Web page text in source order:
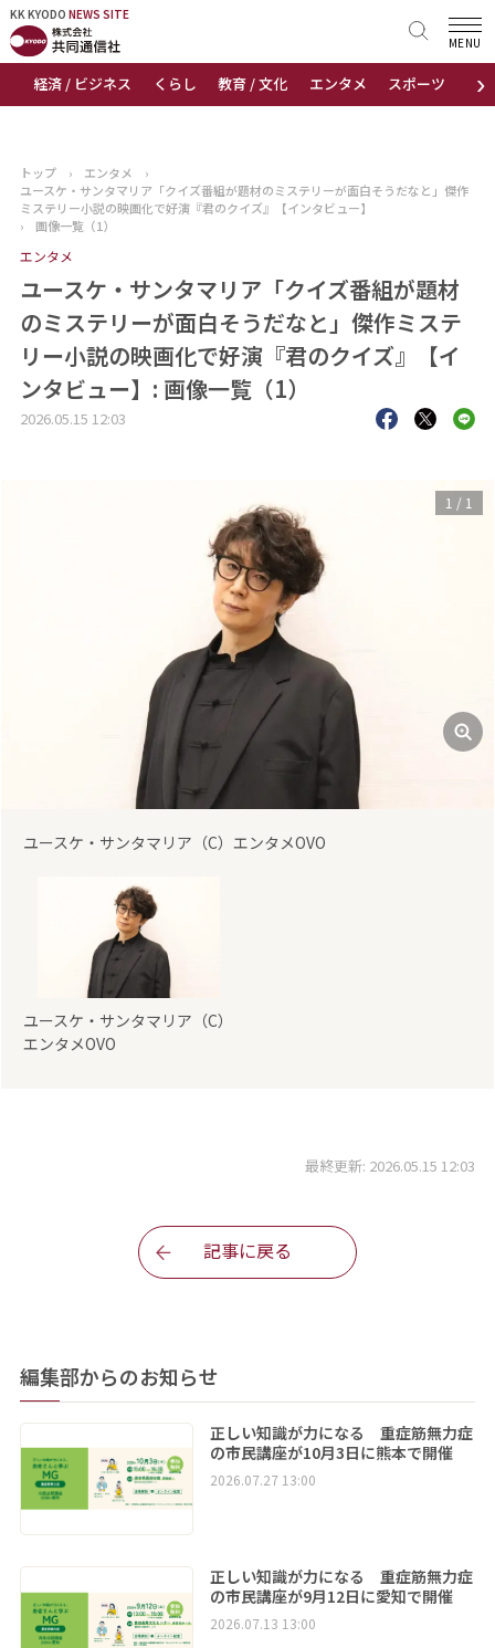
KK KYODO NEWS SITE
›
経済 / ビジネス くらし 教育 / 文化 エンタメ スポーツ 地域
MENU
KK KYODONEWS SITE
トップページ
ニュース
おすすめコンテンツ
出版物
会社概要
トップ › エンタメ
›
ユースケ・サンタマリア「クイズ番組が題材のミステリーが面白そうだなと」傑作
ミステリー小説の映画化で好演『君のクイズ』【インタビュー】
›
画像一覧（1）
エンタメ
ユースケ・サンタマリア「クイズ番組が題材
のミステリーが面白そうだなと」傑作ミステ
リー小説の映画化で好演『君のクイズ』【イ
ンタビュー】: 画像一覧（1）
2026.05.15 12:03
ユースケ・サンタマリア（C）エンタメOVO
1 / 1
ユースケ・サンタマリア（C）
エンタメOVO
最終更新: 2026.05.15 12:03
記事に戻る
編集部からのお知らせ
正しい知識が力になる 重症筋無力症
の市民講座が10月3日に熊本で開催
2026.07.27 13:00
正しい知識が力になる 重症筋無力症
の市民講座が9月12日に愛知で開催
2026.07.13 13:00